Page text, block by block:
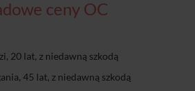
ceny OC
20 lat, z niedawną szkodą
45 lat, z niedawną szkodą